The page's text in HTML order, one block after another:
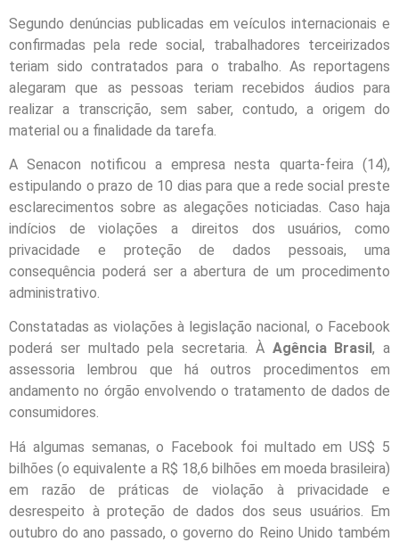
Segundo denúncias publicadas em veículos internacionais e
confirmadas pela rede social, trabalhadores terceirizados
teriam sido contratados para o trabalho. As reportagens
alegaram que as pessoas teriam recebidos áudios para
realizar a transcrição, sem saber, contudo, a origem do
material ou a finalidade da tarefa.
A Senacon notificou a empresa nesta quarta-feira (14),
estipulando o prazo de 10 dias para que a rede social preste
esclarecimentos sobre as alegações noticiadas. Caso haja
indícios de violações a direitos dos usuários, como
privacidade e proteção de dados pessoais, uma
consequência poderá ser a abertura de um procedimento
administrativo.
Constatadas as violações à legislação nacional, o Facebook
poderá ser multado pela secretaria. À Agência Brasil, a
assessoria lembrou que há outros procedimentos em
andamento no órgão envolvendo o tratamento de dados de
consumidores.
Há algumas semanas, o Facebook foi multado em US$ 5
bilhões (o equivalente a R$ 18,6 bilhões em moeda brasileira)
em razão de práticas de violação à privacidade e
desrespeito à proteção de dados dos seus usuários. Em
outubro do ano passado, o governo do Reino Unido também